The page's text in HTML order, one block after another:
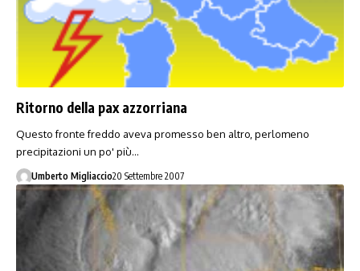
Ritorno della pax azzorriana
Questo fronte freddo aveva promesso ben altro, perlomeno
precipitazioni un po' più…
Umberto Migliaccio20 Settembre 2007